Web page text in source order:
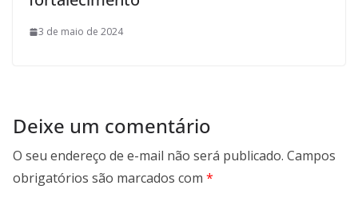
3 de maio de 2024
Deixe um comentário
O seu endereço de e-mail não será publicado. Campos
obrigatórios são marcados com *